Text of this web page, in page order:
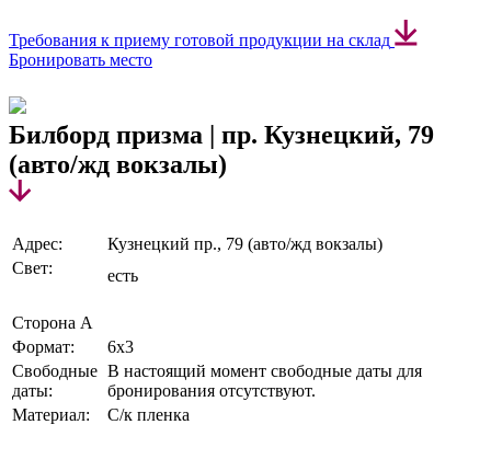
Требования к приему готовой продукции на склад
Бронировать место
Билборд призма | пр. Кузнецкий, 79
(авто/жд вокзалы)
Адрес:
Кузнецкий пр., 79 (авто/жд вокзалы)
Свет:
есть
Сторона А
Формат:
6х3
Свободные
даты:
В настоящий момент свободные даты для
бронирования отсутствуют.
Материал:
С/к пленка